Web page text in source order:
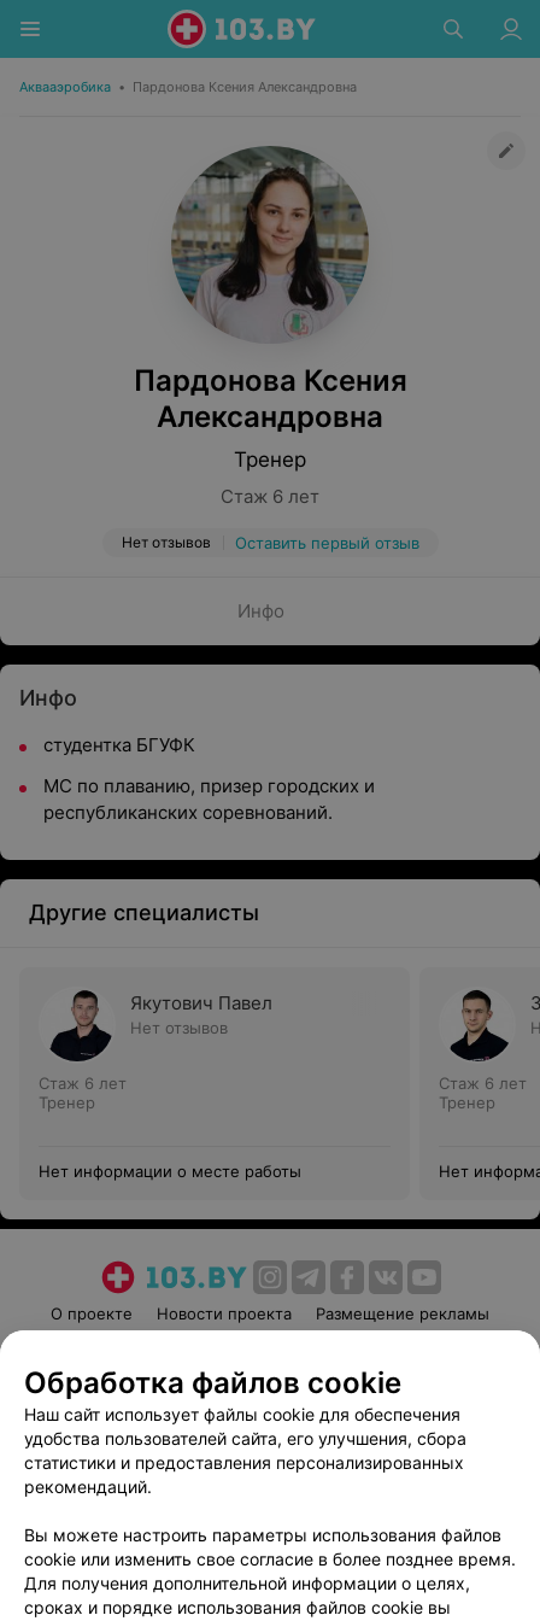
Аквааэробика • Пардонова Ксения Александровна
Пардонова Ксения
Александровна
Тренер
Стаж 6 лет
Нет отзывов Оставить первый отзыв
Инфо
Инфо
студентка БГУФК
МС по плаванию, призер городских и
республиканских соревнований.
Другие специалисты
Якутович Павел
Нет отзывов
Стаж 6 лет
Тренер
Нет информации о месте работы
Стаж 6 лет
Тренер
Нет
О проекте Новости проекта
Размещение рекламы
Пользовательское соглашение
Способы оплаты
Вакансии
Партнеры
Написать руководителю 103.by
Обработка персональных данных
Обработка файлов cookie
Наш сайт использует файлы cookie для обеспечения
удобства пользователей сайта, его улучшения, сбора
статистики и предоставления персонализированных
рекомендаций.
Вы можете настроить параметры использования файлов
cookie или изменить свое согласие в более позднее время.
Для получения дополнительной информации о целях,
сроках и порядке использования файлов cookie вы